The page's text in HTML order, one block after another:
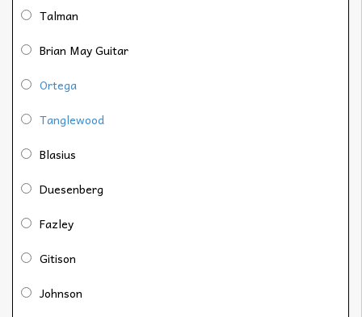
Talman
Brian May Guitar
Ortega
Tanglewood
Blasius
Duesenberg
Fazley
Gitison
Johnson